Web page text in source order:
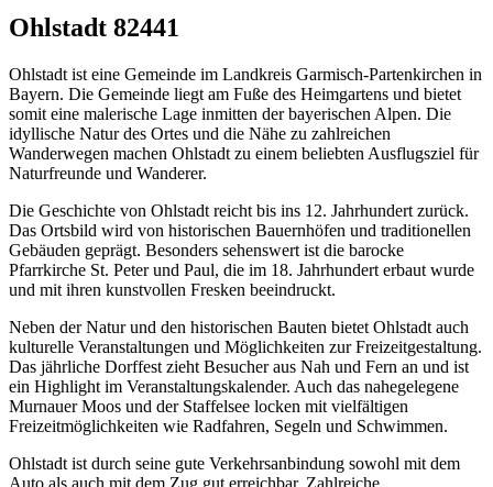
Ohlstadt 82441
Ohlstadt ist eine Gemeinde im Landkreis Garmisch-Partenkirchen in
Bayern. Die Gemeinde liegt am Fuße des Heimgartens und bietet
somit eine malerische Lage inmitten der bayerischen Alpen. Die
idyllische Natur des Ortes und die Nähe zu zahlreichen
Wanderwegen machen Ohlstadt zu einem beliebten Ausflugsziel für
Naturfreunde und Wanderer.
Die Geschichte von Ohlstadt reicht bis ins 12. Jahrhundert zurück.
Das Ortsbild wird von historischen Bauernhöfen und traditionellen
Gebäuden geprägt. Besonders sehenswert ist die barocke
Pfarrkirche St. Peter und Paul, die im 18. Jahrhundert erbaut wurde
und mit ihren kunstvollen Fresken beeindruckt.
Neben der Natur und den historischen Bauten bietet Ohlstadt auch
kulturelle Veranstaltungen und Möglichkeiten zur Freizeitgestaltung.
Das jährliche Dorffest zieht Besucher aus Nah und Fern an und ist
ein Highlight im Veranstaltungskalender. Auch das nahegelegene
Murnauer Moos und der Staffelsee locken mit vielfältigen
Freizeitmöglichkeiten wie Radfahren, Segeln und Schwimmen.
Ohlstadt ist durch seine gute Verkehrsanbindung sowohl mit dem
Auto als auch mit dem Zug gut erreichbar. Zahlreiche